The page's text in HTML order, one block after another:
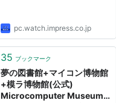
pc.watch.impress.co.jp
35 ブックマーク
夢の図書館+マイコン博物館
+模ラ博物館(公式)
Microcomputer Museum